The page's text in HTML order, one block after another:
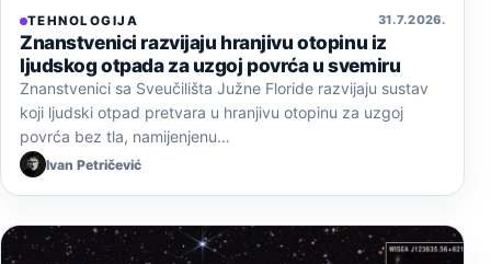
TEHNOLOGIJA 31. 7. 2026.
Znanstvenici razvijaju hranjivu otopinu iz
ljudskog otpada za uzgoj povrća u svemiru
Znanstvenici sa Sveučilišta Južne Floride razvijaju sustav
koji ljudski otpad pretvara u hranjivu otopinu za uzgoj
povrća bez tla, namijenjenu…
Ivan Petričević